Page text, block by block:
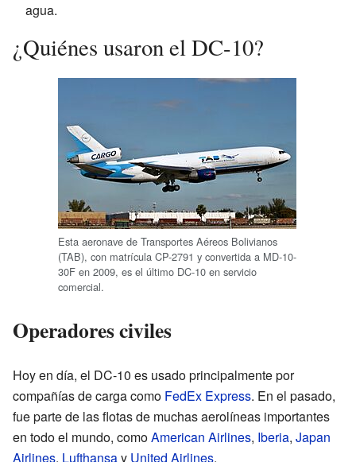
agua.
¿Quiénes usaron el DC-10?
Esta aeronave de Transportes Aéreos Bolivianos
(TAB), con matrícula CP-2791 y convertida a MD-10-
30F en 2009, es el último DC-10 en servicio
comercial.
Operadores civiles
Hoy en día, el DC-10 es usado principalmente por
compañías de carga como FedEx Express. En el pasado,
fue parte de las flotas de muchas aerolíneas importantes
en todo el mundo, comoAmerican Airlines, Iberia, Japan
Airlines, Lufthansay United Airlines.